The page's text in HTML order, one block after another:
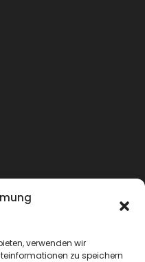
verwenden wir
zu speichern